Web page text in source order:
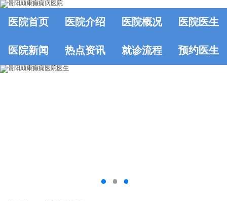
医院首页 医院介绍 医院概况 医院医生
医院新闻 热点资讯 就诊流程 预约医生